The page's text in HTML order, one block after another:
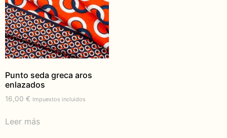
Punto seda greca aros
enlazados
16,00 € Impuestos incluidos
Leer más